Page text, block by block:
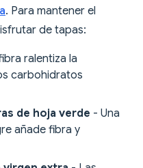
. Para mantener el
de tapas:
ralentiza la
carbohidratos
de hoja verde - Una
añade fibra y